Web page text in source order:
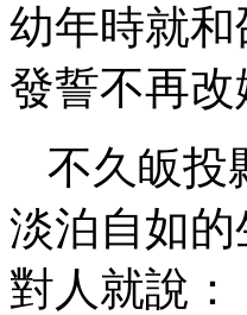
幼年時就
發誓不再改
不久皈投
淡泊自如
對人就說：